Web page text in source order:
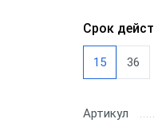
месяцев
Коды
месяца
Коды
Срок
15 36
Артикул